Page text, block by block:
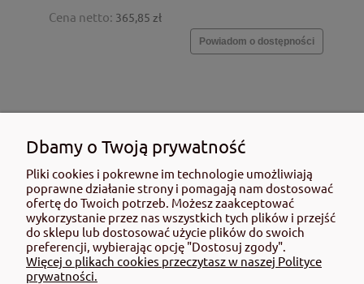
Cena netto: 365,85 zł
Powiadom o dostępności
Dbamy o Twoją prywatność
Pliki cookies i pokrewne im technologie umożliwiają
poprawne działanie strony i pomagają nam dostosować
ofertę do Twoich potrzeb. Możesz zaakceptować
wykorzystanie przez nas wszystkich tych plików i przejść
do sklepu lub dostosować użycie plików do swoich
preferencji, wybierając opcję "Dostosuj zgody".
Więcej o plikach cookies przeczytasz w naszej Polityce
prywatności.